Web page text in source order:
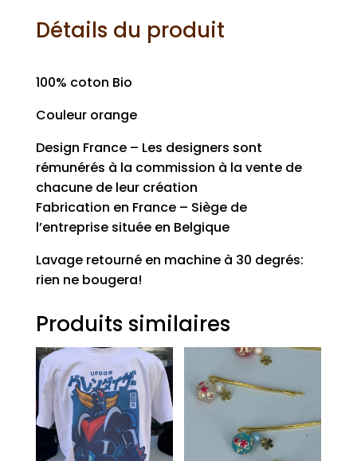
shirt
Dragon
orange
Détails du produit
100% coton Bio
Couleur orange
Design France – Les designers sont
rémunérés à la commission à la vente de
chacune de leur création
Fabrication en France – Siège de
l’entreprise située en Belgique
Lavage retourné en machine à 30 degrés:
rien ne bougera!
Produits similaires